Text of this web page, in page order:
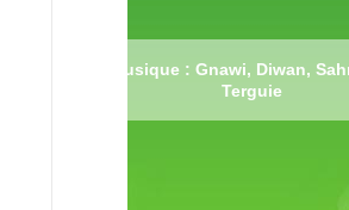
Musique : Gnawi, Diwan,
Terguie